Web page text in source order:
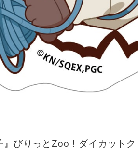
びりっとZoo！ダイカット